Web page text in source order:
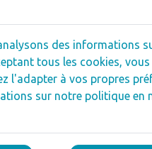
vous
de la formation
ces jeunes
des informations
tous les cookies, vous
l'adapter à vos propres
sur notre politique en